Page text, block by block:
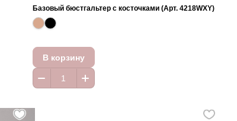
Базовый бюстгальтер с косточками (Арт. 4218WXY)
В корзину